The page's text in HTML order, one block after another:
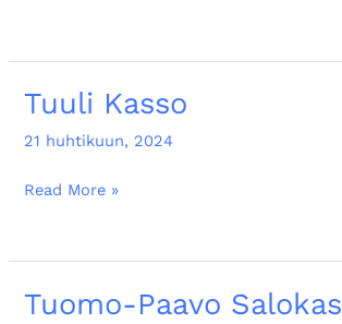
Tuuli Kasso
21 huhtikuun, 2024
Tuuli
Read More »
Tuomo-Paavo Salokas
Tuomo-